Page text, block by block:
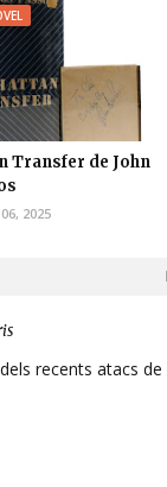
Transfer de John
2025
recents atacs